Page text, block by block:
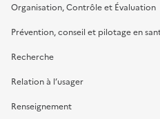
Organisation, Contrôle et Évaluation
Prévention, conseil et pilotage en
Recherche
Relation à l’usager
Renseignement